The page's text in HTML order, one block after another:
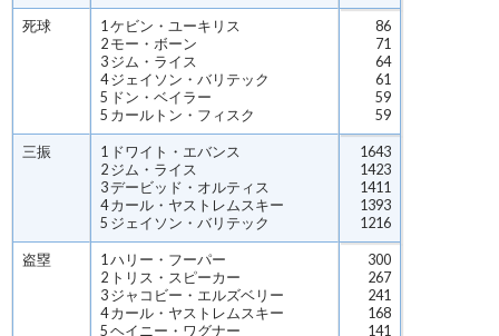
死球
1 ケビン・ユーキリス
2 モー・ボーン
3 ジム・ライス
4 ジェイソン・バリテック
5 ドン・ベイラー
5 カールトン・フィスク
86
71
64
61
59
59
三振
1 ドワイト・エバンス
2 ジム・ライス
3 デービッド・オルティス
4 カール・ヤストレムスキー
5 ジェイソン・バリテック
1643
1423
1411
1393
1216
盗塁
1 ハリー・フーパー
2 トリス・スピーカー
3 ジャコビー・エルズベリー
4 カール・ヤストレムスキー
5 ヘイニー・ワグナー
300
267
241
168
141